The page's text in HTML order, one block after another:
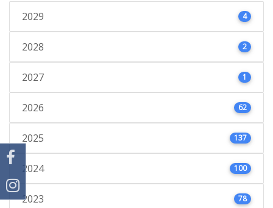
2029 4
2028 2
2027 1
2026 62
2025 137
2024 100
2023 78